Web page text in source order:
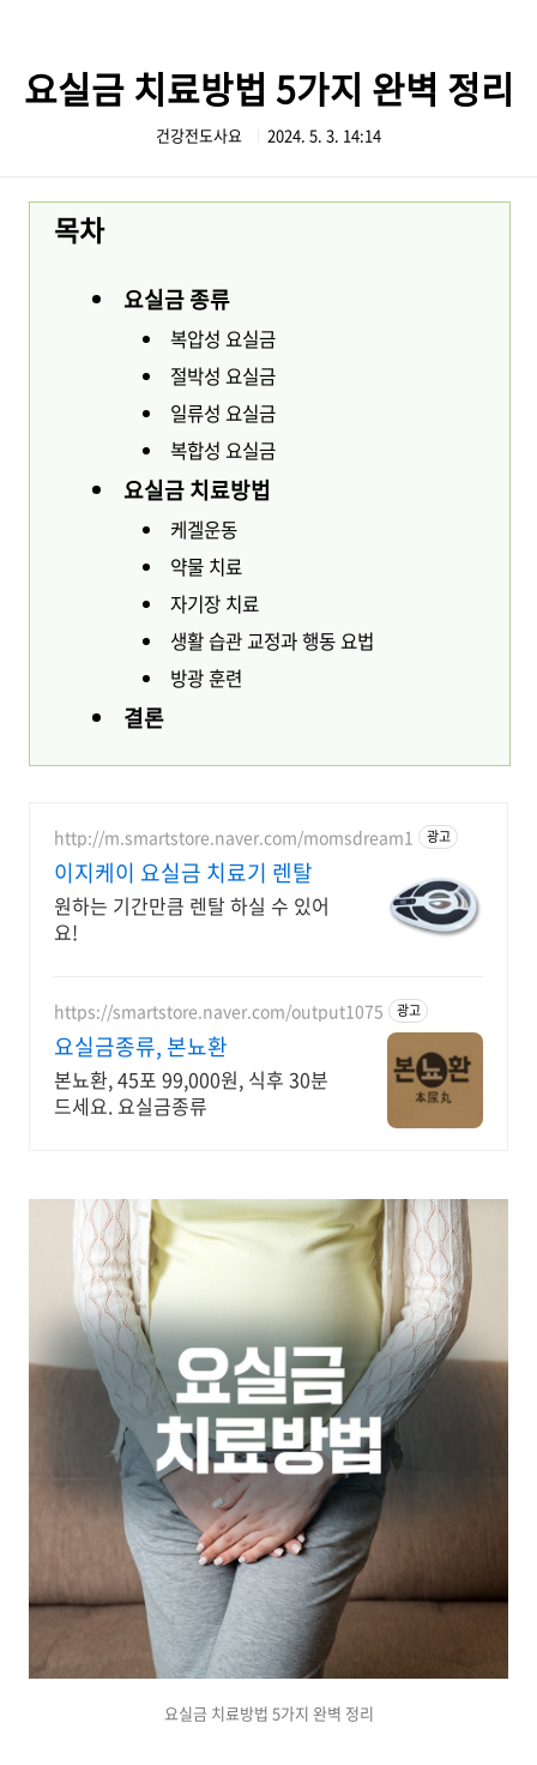
요실금 치료방법 5가지 완벽 정리
건강전도사요 2024. 5. 3. 14:14
목차
요실금 종류
복압성 요실금
절박성 요실금
일류성 요실금
복합성 요실금
요실금 치료방법
케겔운동
약물 치료
자기장 치료
생활 습관 교정과 행동 요법
방광 훈련
결론
http://m.smartstore.naver.com/momsdream1 광고
이지케이 요실금 치료기 렌탈
원하는 기간만큼 렌탈 하실 수 있어
요!
https://smartstore.naver.com/output1075 광고
요실금종류, 본뇨환
본뇨환, 45포 99,000원, 식후 30분
드세요. 요실금종류
요실금 치료방법 5가지 완벽 정리